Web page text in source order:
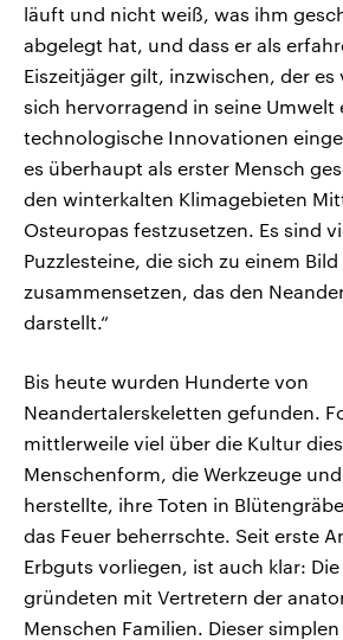
läuft und nicht weiß, was ihm
abgelegt hat, und dass er als
Eiszeitjäger gilt, inzwischen, der
sich hervorragend in seine Umwelt
technologische Innovationen
es überhaupt als erster Mensch
den winterkalten Klimagebieten
Osteuropas festzusetzen. Es sind
Puzzlesteine, die sich zu einem
zusammensetzen, das den
darstellt.“
Bis heute wurden Hunderte von
Neandertalerskeletten gefunden.
mittlerweile viel über die Kultur
Menschenform, die Werkzeuge
herstellte, ihre Toten in
das Feuer beherrschte. Seit erste
Erbguts vorliegen, ist auch klar:
gründeten mit Vertretern der
Menschen Familien. Dieser